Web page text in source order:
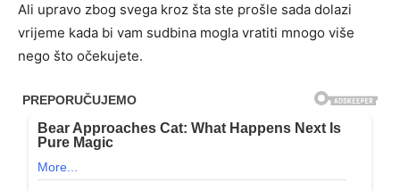
Ali upravo zbog svega kroz šta ste prošle sada dolazi
vrijeme kada bi vam sudbina mogla vratiti mnogo više
nego što očekujete.